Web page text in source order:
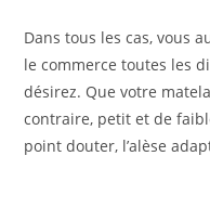
Dans tous les cas, vous
le commerce toutes les
désirez. Que votre
contraire, petit et de
point douter, l’alèse